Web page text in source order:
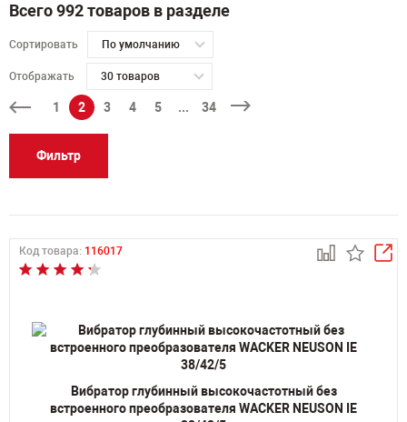
Всего 992 товаров в разделе
Сортировать По умолчанию
Отображать 30 товаров
1 2 3 4 5 ... 34
Фильтр
Код товара: 116017
Вибратор глубинный высокочастотный без
встроенного преобразователя WACKER NEUSON IE